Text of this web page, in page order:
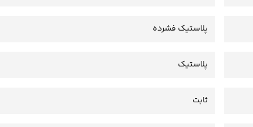
پلاستیک فشرده
پلاستیک
ثابت